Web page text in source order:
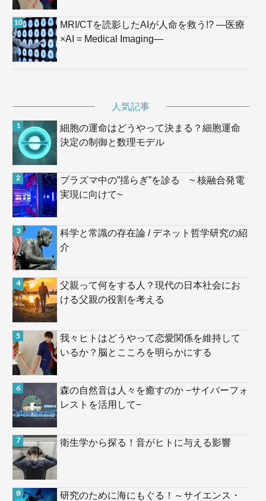
MRI/CTを読影したAIが人命を救う!? —医療
×AI = Medical Imaging—
人気記事
細胞の運命はどうやって決まる？細胞運命
決定の制御と数理モデル
プラズマ中の”揺らぎ”を診る ~ 核融合発電
実現に向けて~
科学と常識の存在論 / デネット哲学研究の紹
介
父親って何をする人？現代の日本社会にお
ける父親の役割を考える
我々ヒトはどうやって恋愛関係を維持して
いるか？脳とこころを明らかにする
森の自然音は人々を癒すのか −サイバーフォ
レストを活用して−
衛生学から探る！音がヒトに与える影響
研究のために海にもぐる！～サイエンス・